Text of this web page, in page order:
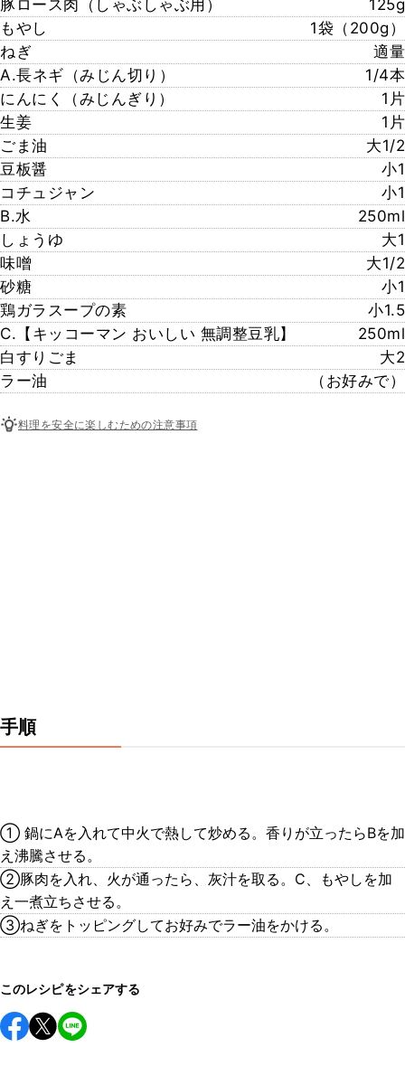
豚ロース肉（しゃぶしゃぶ用）
125g
もやし
1袋（200g）
ねぎ
適量
A.長ネギ（みじん切り）
1/4本
にんにく（みじんぎり）
1片
生姜
1片
ごま油
大1/2
豆板醤
小1
コチュジャン
小1
B.水
250ml
しょうゆ
大1
味噌
大1/2
砂糖
小1
鶏ガラスープの素
小1.5
C.【キッコーマン おいしい 無調整豆乳】
250ml
白すりごま
大2
ラー油
（お好みで）
料理を安全に楽しむための注意事項
手順
① 鍋にAを入れて中火で熱して炒める。香りが立ったらBを加
え沸騰させる。
②豚肉を入れ、火が通ったら、灰汁を取る。C、もやしを加
え一煮立ちさせる。
③ねぎをトッピングしてお好みでラー油をかける。
このレシピをシェアする